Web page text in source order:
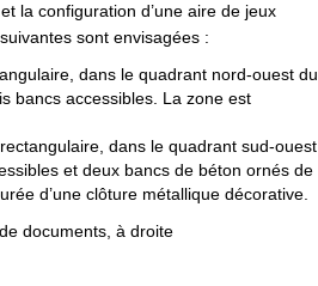
la configuration d’une aire de jeux
sont envisagées :
dans le quadrant nord-ouest du
bancs accessibles. La zone est
dans le quadrant sud-ouest
et deux bancs de béton ornés de
d’une clôture métallique décorative.
documents, à droite